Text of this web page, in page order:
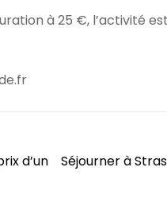
à 25 €, l’activité
d’un Séjourner à